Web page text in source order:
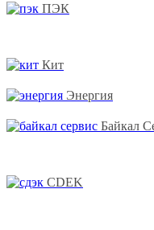
ПЭК
Кит
Энергия
Байкал
CDEK